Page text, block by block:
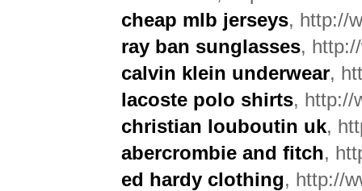
cheap mlb jerseys, http://
ray ban sunglasses,
calvin klein underwear,
lacoste polo shirts, http://
christian louboutin uk,
abercrombie and fitch,
ed hardy clothing, http://